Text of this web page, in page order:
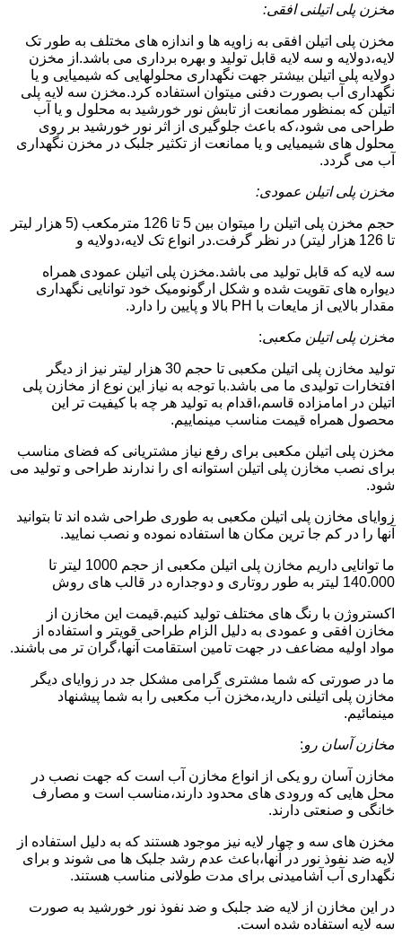
مخزن پلی اتیلنی افقی:
مخزن پلی اتیلن افقی به زاویه ها و اندازه های مختلف به طور تک
لایه،دولایه و سه لایه قابل تولید و بهره برداری می باشد.از مخزن
دولایه پلی اتیلن بیشتر جهت نگهداری محلولهایی که شیمیایی و یا
نگهداری آب بصورت دفنی میتوان استفاده کرد.مخزن سه لایه پلی
اتیلن که بمنظور ممانعت از تابش نور خورشید به محلول و یا آب
طراحی می شود،که باعث جلوگیری از اثر نور خورشید بر روی
محلول های شیمیایی و یا ممانعت از تکثیر جلبک در مخزن نگهداری
آب می گردد.
مخزن پلی اتیلن عمودی:
حجم مخزن پلی اتیلن را میتوان بین 5 تا 126 مترمکعب (5 هزار لیتر
تا 126 هزار لیتر) در نظر گرفت.در انواع تک لایه،دولایه و
سه لایه که قابل تولید می باشد.مخزن پلی اتیلن عمودی همراه
دیواره های تقویت شده و شکل ارگونومیک خود توانایی نگهداری
مقدار بالایی از مایعات با PH بالا و پایین را دارد.
مخزن پلی اتیلن مکعبی:
تولید مخازن پلی اتیلن مکعبی تا حجم 30 هزار لیتر نیز از دیگر
افتخارات تولیدی ما می باشد.با توجه به نیاز این نوع از مخازن پلی
اتیلن در امامزاده قاسم،اقدام به تولید هر چه با کیفیت تر این
محصول همراه قیمت مناسب مینماییم.
مخزن پلی اتیلن مکعبی برای رفع نیاز مشتریانی که فضای مناسب
برای نصب مخازن پلی اتیلن استوانه ای را ندارند طراحی و تولید می
شود.
زوایای مخازن پلی اتیلن مکعبی به طوری طراحی شده اند تا بتوانید
آنها را در کم جا ترین مکان ها استفاده نموده و نصب نمایید.
ما توانایی داریم مخازن پلی اتیلن مکعبی از حجم 1000 لیتر تا
140.000 لیتر به طور روتاری و دوجداره در قالب های روش
اکستروژن با رنگ های مختلف تولید کنیم.قیمت این مخازن از
مخازن افقی و عمودی به دلیل الزام طراحی قویتر و استفاده از
مواد اولیه مضاعف در جهت تامین استقامت آنها،گران تر می باشند.
ما در صورتی که شما مشتری گرامی مشکل جد در زوایای دیگر
مخازن پلی اتیلنی دارید،مخزن آب مکعبی را به شما پیشنهاد
مینمائیم.
مخازن آسان رو:
مخازن آسان رو یکی از انواع مخازن آب است که جهت نصب در
محل هایی که ورودی های محدود دارند،مناسب است و مصارف
خانگی و صنعتی دارند.
مخزن های سه و چهار لایه نیز موجود هستند که به دلیل استفاده از
لایه ضد نفوذ نور در آنها،باعث عدم رشد جلبک ها می شوند و برای
نگهداری آب آشامیدنی برای مدت طولانی مناسب هستند.
در این مخازن از لایه ضد جلبک و ضد نفوذ نور خورشید به صورت
سه لایه استفاده شده است.